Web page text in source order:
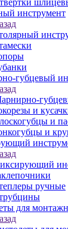
инструмент
губцевый
и
и
и
ручные
для